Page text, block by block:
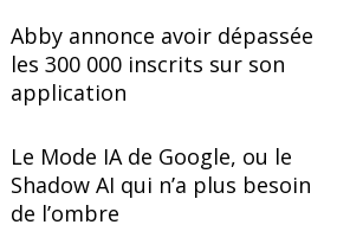
Abby annonce avoir dépassée
les 300 000 inscrits sur son
application
Le Mode IA de Google, ou le
Shadow AI qui n’a plus besoin
de l’ombre